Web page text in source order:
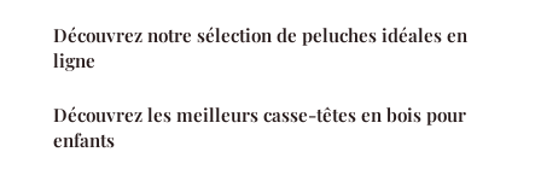
Découvrez notre sélection de peluches idéales en
ligne
Découvrez les meilleurs casse-têtes en bois pour
enfants